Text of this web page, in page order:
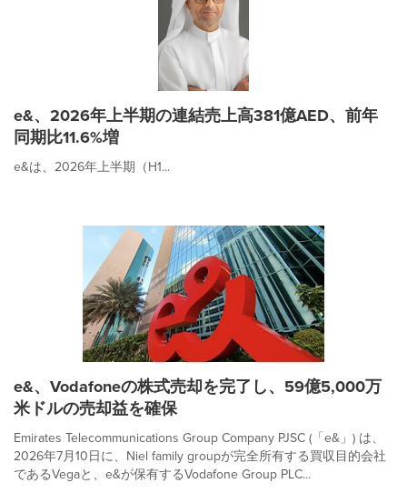
e&、2026年上半期の連結売上高381億AED、前年
同期比11.6%増
e&は、2026年上半期（H1...
e&、Vodafoneの株式売却を完了し、59億5,000万
米ドルの売却益を確保
Emirates Telecommunications Group Company PJSC (「e&」) は、
2026年7月10日に、Niel family groupが完全所有する買収目的会社
であるVegaと、e&が保有するVodafone Group PLC...